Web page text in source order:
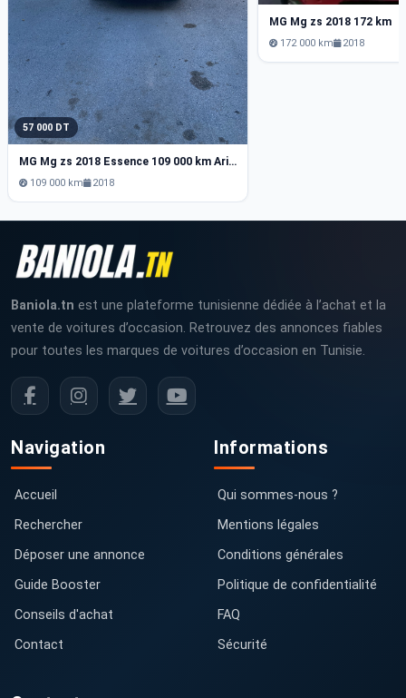
57 000 DT
MG Mg zs 2018 Essence 109 000 km Ariana
109 000 km 2018
MG Mg zs 2018 172 km
172 000 km 2018
Baniola.tn est une plateforme tunisienne dédiée à l’achat et la
vente de voitures d’occasion. Retrouvez des annonces fiables
pour toutes les marques de voitures d’occasion en Tunisie.
Navigation
Accueil
Rechercher
Déposer une annonce
Guide Booster
Conseils d'achat
Contact
Informations
Qui sommes-nous ?
Mentions légales
Conditions générales
Politique de confidentialité
FAQ
Sécurité